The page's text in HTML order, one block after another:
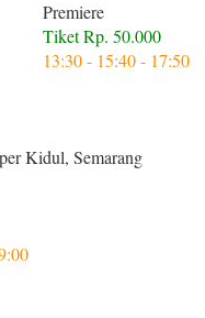
Premiere
Tiket Rp. 50.000
13:30 - 15:40 - 17:50
Kidul, Semarang